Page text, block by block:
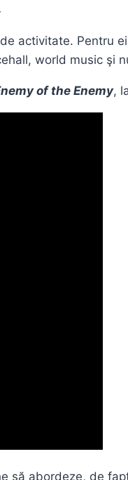
activitate. Pentru
world music şi
of the Enemy,
să abordeze, de